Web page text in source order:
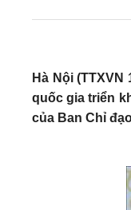
Hà Nội
quốc gia triển
của Ban Chỉ